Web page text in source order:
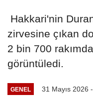
Hakkari'nin
zirvesine çıkan
2 bin 700
görüntüledi.
GENEL 31 Mayıs 2026